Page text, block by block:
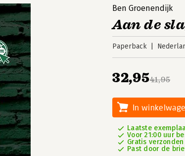
Ben Groenendijk
Aan de
Paperback
41,95
32,95
In
Laatste
Voor 21:00 uur
Gratis verzonden
Past door de